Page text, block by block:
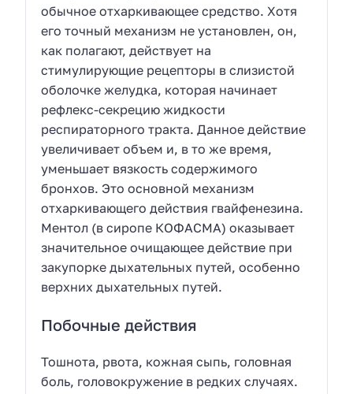
обычное отхаркивающее средство. Хотя
его точный механизм не установлен, он,
как полагают, действует на
стимулирующие рецепторы в слизистой
оболочке желудка, которая начинает
рефлекс-секрецию жидкости
респираторного тракта. Данное действие
увеличивает объем и, в то же время,
уменьшает вязкость содержимого
бронхов. Это основной механизм
отхаркивающего действия гвайфенезина.
Ментол (в сиропе КОФАСМА) оказывает
значительное очищающее действие при
закупорке дыхательных путей, особенно
верхних дыхательных путей.
Побочные действия
Тошнота, рвота, кожная сыпь, головная
боль, головокружение в редких случаях.